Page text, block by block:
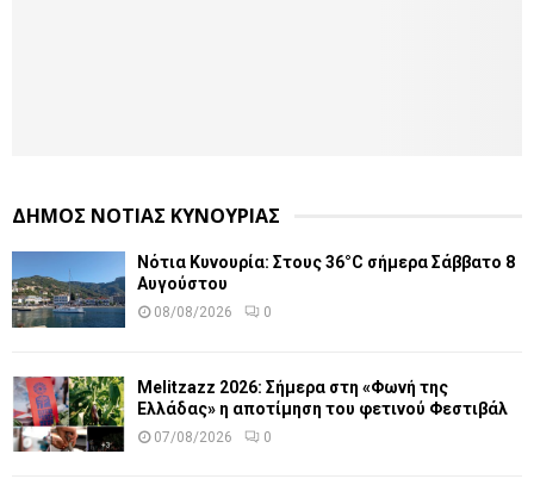
ΔΗΜΟΣ ΝΟΤΙΑΣ ΚΥΝΟΥΡΙΑΣ
Νότια Κυνουρία: Στους 36°C σήμερα Σάββατο 8
Αυγούστου
08/08/2026 0
Melitzazz 2026: Σήμερα στη «Φωνή της
Ελλάδας» η αποτίμηση του φετινού Φεστιβάλ
07/08/2026 0